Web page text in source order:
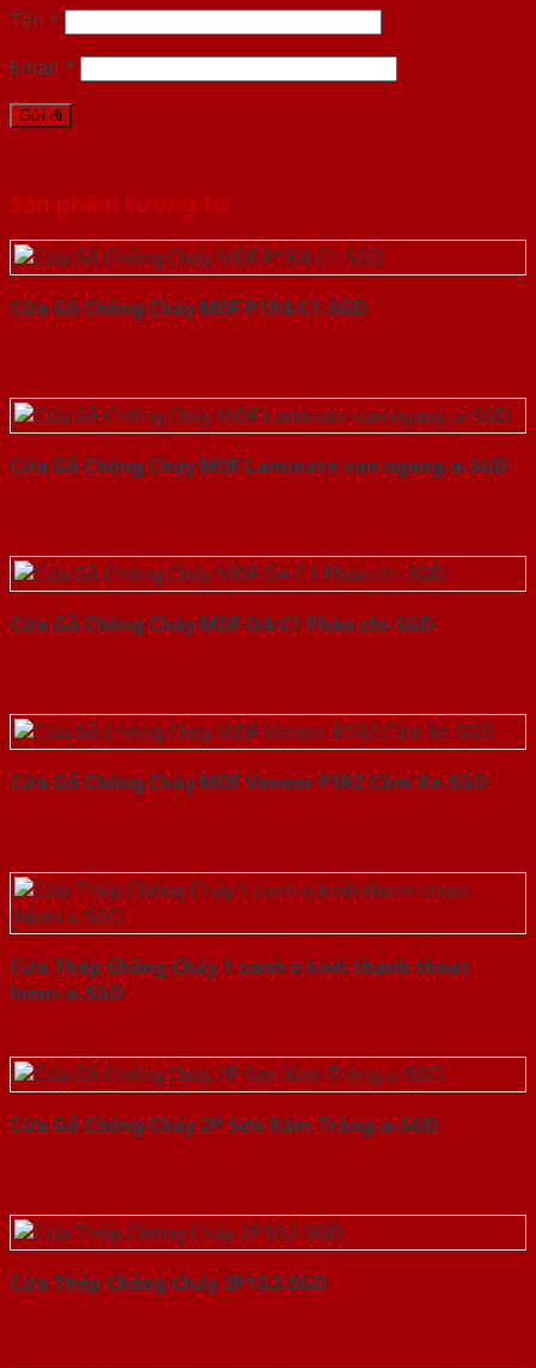
Tên *
Email *
Sản phẩm tương tự
Cửa Gỗ Chống Cháy MDF P1R4-C1-SGD
Cửa Gỗ Chống Cháy MDF Laminate van ngang-a-SGD
Cửa Gỗ Chống Cháy MDF O4-C1 Phào chi-SGD
Cửa Gỗ Chống Cháy MDF Veneer P1R2 Căm Xe-SGD
Cửa Thép Chống Cháy 1 canh o kinh thanh thoat
hiem-a-SGD
Cửa Gỗ Chống Cháy 2P Sơn Xám Trắng-a-SGD
Cửa Thép Chống Cháy 2P1G2-SGD